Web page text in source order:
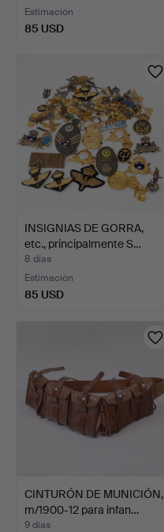
Estimación
85 USD
INSIGNIAS DE GORRA,
etc., principalmente S…
8 días
Estimación
85 USD
CINTURÓN DE MUNICIÓN,
m/1900-12 para infan…
9 días